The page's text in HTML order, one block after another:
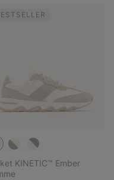
KINETIC™ Ember